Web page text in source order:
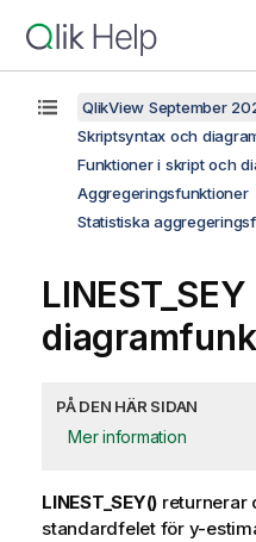
QlikView September
Skriptsyntax och
Funktioner i skript och
Aggregeringsfunktioner
Statistiska
LINEST_SEY
PÅ DEN HÄR SIDAN
Mer information
LINEST_SEY() returnerar
standardfelet för y-